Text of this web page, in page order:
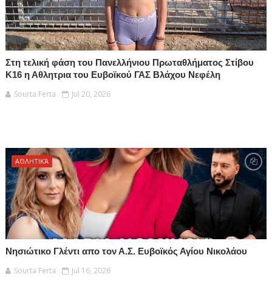
Στη τελική φάση του Πανελλήνιου Πρωταθλήματος Στίβου
Κ16 η Αθλητρια του Ευβοϊκού ΓΑΣ Βλάχου Νεφέλη
Sourta Ferta
Jul 20, 2026
ΑΘΛΗΤΙΚΆ
Νησιώτικο Γλέντι απο τον Α.Σ. Ευβοϊκός Αγίου Νικολάου
Sourta Ferta
Jul 16, 2026